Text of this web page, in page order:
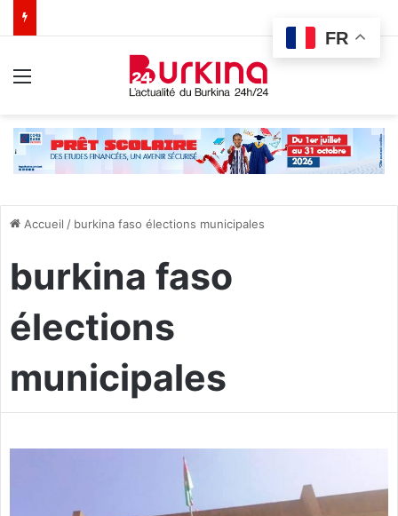
Accueil / burkina faso élections municipales
burkina faso
élections
municipales
FR